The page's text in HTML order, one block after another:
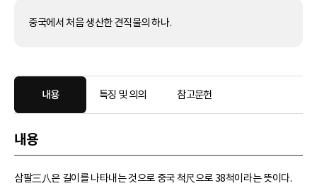
중국에서 처음 생산한 견직물의 하나.
내용 특징 및 의의 참고문헌
내용
삼팔三八은 길이를 나타내는 것으로 중국 척尺으로 38척이라는 뜻이다.